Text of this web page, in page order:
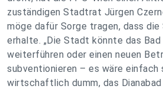
zuständigen Stadtrat Jürgen
möge dafür Sorge tragen, dass
erhalte. „Die Stadt könnte das
weiterführen oder einen neuen
subventionieren – es wäre einfach
wirtschaftlich dumm, das